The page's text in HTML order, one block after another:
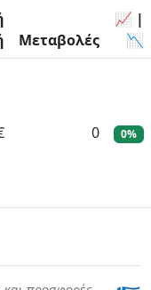
Μεταβολές
📈 |
📉
0 0%